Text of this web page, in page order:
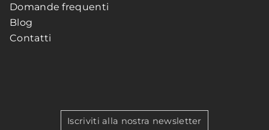
Domande frequenti
Blog
Contatti
Iscriviti alla nostra newsletter